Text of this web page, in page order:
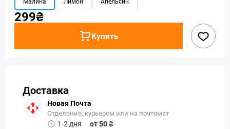
299₴
Купить
Доставка
Новая Почта
Отделение, курьером или на почтомат
1-2 дня
от 50 ₴